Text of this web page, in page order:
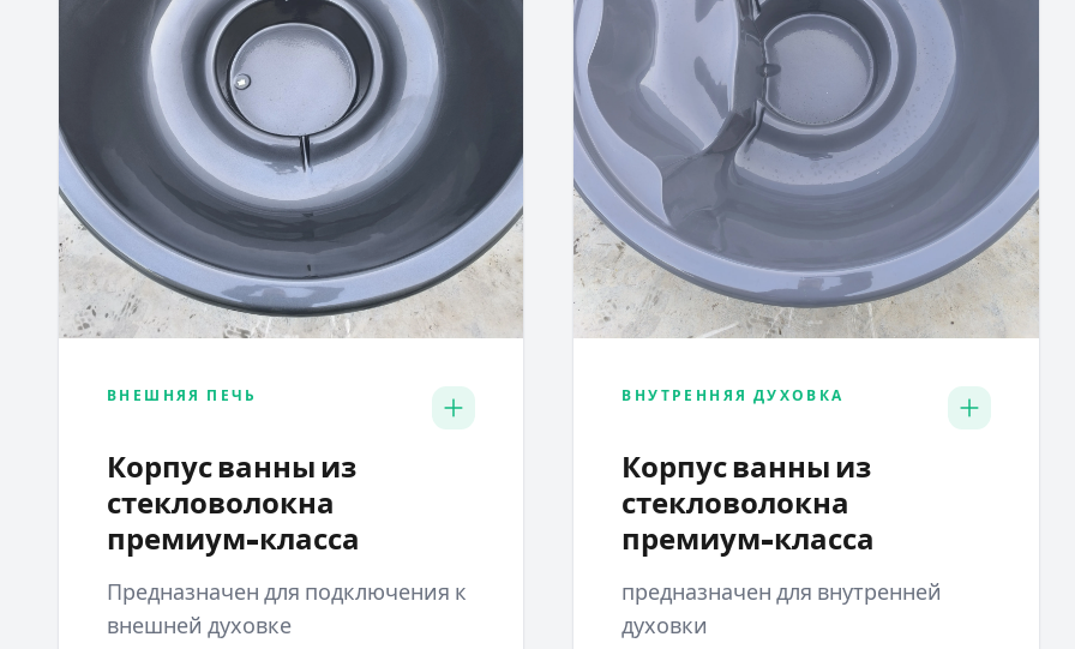
ВНЕШНЯЯ ПЕЧЬ
Корпус ванны из
стекловолокна
премиум-класса
Предназначен для подключения к
внешней духовке
ВНУТРЕННЯЯ ДУХОВКА
Корпус ванны из
стекловолокна
премиум-класса
предназначен для внутренней
духовки